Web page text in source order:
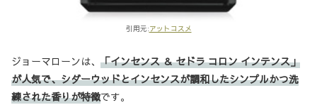
引用元:アットコスメ
ジョーマローンは、 「インセンス ＆ セドラ コロン インテンス」
が人気で、シダーウッドとインセンスが調和したシンプルかつ洗
練された香りが特徴です。